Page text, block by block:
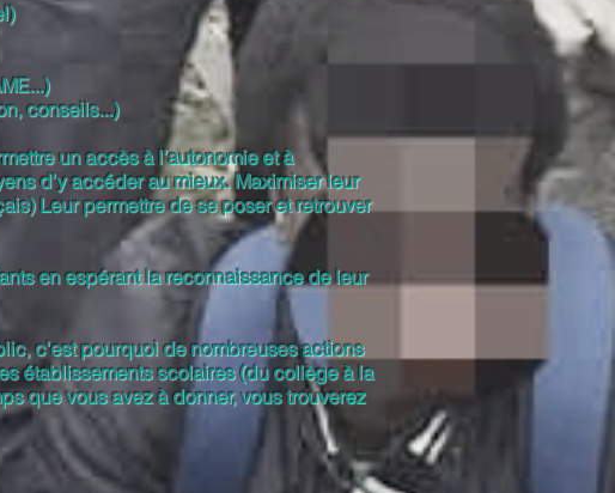
conseils...)
un accès à l’autonomie et à
d’y accéder au mieux. Maximiser leur
Leur permettre de se poser et retrouver
en espérant la reconnaissance de leur
c'est pourquoi de nombreuses actions
établissements scolaires (du collège à la
que vous avez à donner, vous trouverez